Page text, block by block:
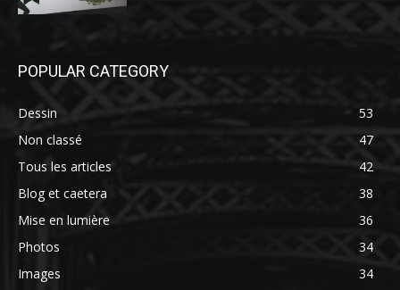
POPULAR CATEGORY
Dessin
53
Non classé
47
Tous les articles
42
Blog et caetera
38
Mise en lumière
36
Photos
34
Images
34